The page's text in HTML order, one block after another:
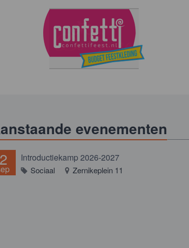
evenementen
2 Introductiekamp 2026-2027
Sociaal Zernikeplein 11